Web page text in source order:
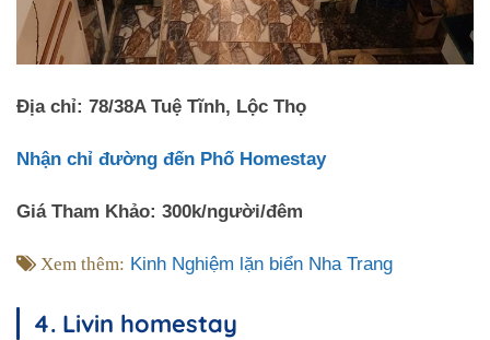
Địa chỉ: 78/38A Tuệ Tĩnh, Lộc Thọ
Nhận chỉ đường đến Phố Homestay
Giá Tham Khảo: 300k/người/đêm
Xem thêm: Kinh Nghiệm lặn biển Nha Trang
4. Livin homestay